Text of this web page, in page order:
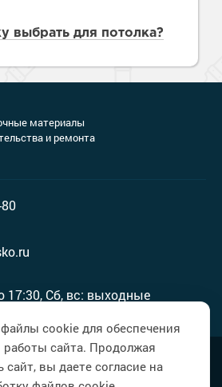
выбрать для потолка?
материалы
и ремонта
17:30, Сб, вс: выходные
cookie для обеспечения
работы сайта. Продолжая
сайт, вы даете согласие на